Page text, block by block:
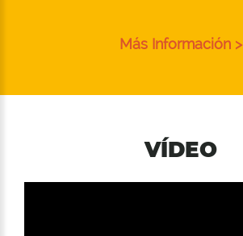
Más Información >
VÍDEO